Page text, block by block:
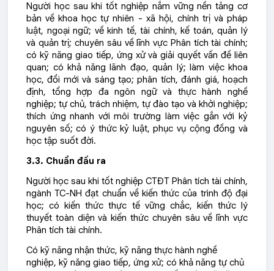
Người học sau khi tốt nghiệp nắm vững nền tảng cơ
bản về khoa học tự nhiên - xã hội, chính trị và pháp
luật, ngoại ngữ; về kinh tế, tài chính, kế toán, quản lý
và quản trị; chuyên sâu về lĩnh vực Phân tích tài chính;
có kỹ năng giao tiếp, ứng xử và giải quyết vấn đề liên
quan; có khả năng lãnh đạo, quản lý; làm việc khoa
học, đổi mới và sáng tạo; phân tích, đánh giá, hoạch
định, tổng hợp đa ngôn ngữ và thực hành nghề
nghiệp; tự chủ, trách nhiệm, tự đào tạo và khởi nghiệp;
thích ứng nhanh với môi trường làm việc gắn với kỷ
nguyên số; có ý thức kỷ luật, phục vụ cộng đồng và
học tập suốt đời.
3.3. Chuẩn đầu ra
Người học sau khi tốt nghiệp CTĐT Phân tích tài chính,
ngành TC-NH đạt chuẩn về kiến thức của trình độ đại
học; có kiến thức thực tế vững chắc, kiến thức lý
thuyết toàn diện và kiến thức chuyên sâu về lĩnh vực
Phân tích tài chính.
Có kỹ năng nhận thức, kỹ năng thực hành nghề
nghiệp, kỹ năng giao tiếp, ứng xử; có khả năng tự chủ